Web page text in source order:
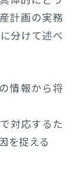
計画の実務
分けて述べ
情報から将
対応するた
因を捉える